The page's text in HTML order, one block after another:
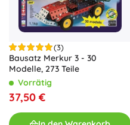
(3)
Bausatz Merkur 3 - 30
Modelle, 273 Teile
Vorrätig
37,50 €